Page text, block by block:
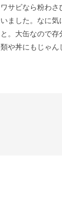
ワサビなら粉わ
いました。なに気
と。大缶なので
類や丼にもじゃん